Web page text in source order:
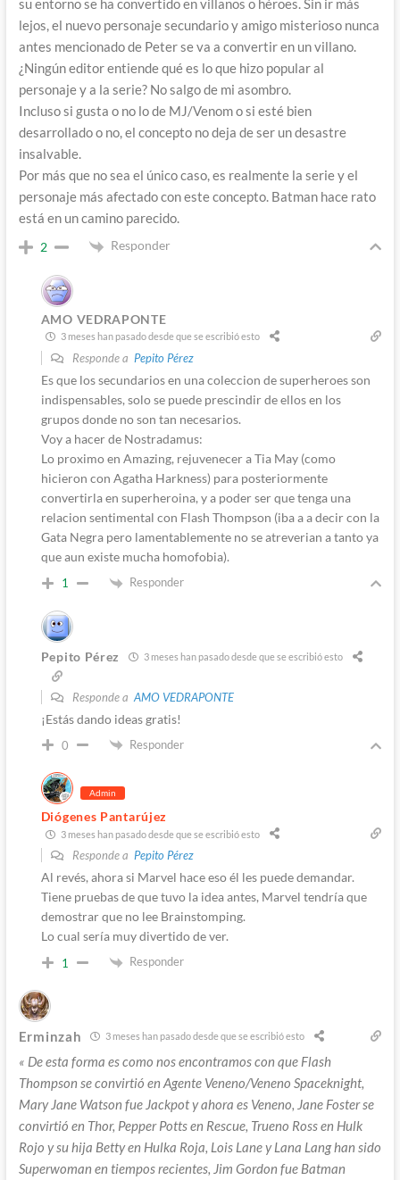
su entorno se ha convertido en villanos o héroes. Sin ir más
lejos, el nuevo personaje secundario y amigo misterioso nunca
antes mencionado de Peter se va a convertir en un villano.
¿Ningún editor entiende qué es lo que hizo popular al
personaje y a la serie? No salgo de mi asombro.
Incluso si gusta o no lo de MJ/Venom o si esté bien
desarrollado o no, el concepto no deja de ser un desastre
insalvable.
Por más que no sea el único caso, es realmente la serie y el
personaje más afectado con este concepto. Batman hace rato
está en un camino parecido.
2 Responder
AMO VEDRAPONTE
3 meses han pasado desde que se escribió esto
Responde a Pepito Pérez
Es que los secundarios en una coleccion de superheroes son
indispensables, solo se puede prescindir de ellos en los
grupos donde no son tan necesarios.
Voy a hacer de Nostradamus:
Lo proximo en Amazing, rejuvenecer a Tia May (como
hicieron con Agatha Harkness) para posteriormente
convertirla en superheroina, y a poder ser que tenga una
relacion sentimental con Flash Thompson (iba a a decir con la
Gata Negra pero lamentablemente no se atreverian a tanto ya
que aun existe mucha homofobia).
1 Responder
Pepito Pérez 3 meses han pasado desde que se escribió esto
Responde a AMO VEDRAPONTE
¡Estás dando ideas gratis!
0 Responder
Admin
Diógenes Pantarújez
3 meses han pasado desde que se escribió esto
Responde a Pepito Pérez
Al revés, ahora si Marvel hace eso él les puede demandar.
Tiene pruebas de que tuvo la idea antes, Marvel tendría que
demostrar que no lee Brainstomping.
Lo cual sería muy divertido de ver.
1 Responder
Erminzah 3 meses han pasado desde que se escribió esto
« De esta forma es como nos encontramos con que Flash
Thompson se convirtió en Agente Veneno/Veneno Spaceknight,
Mary Jane Watson fue Jackpot y ahora es Veneno, Jane Foster se
convirtió en Thor, Pepper Potts en Rescue, Trueno Ross en Hulk
Rojo y su hija Betty en Hulka Roja, Lois Lane y Lana Lang han sido
Superwoman en tiempos recientes, Jim Gordon fue Batman